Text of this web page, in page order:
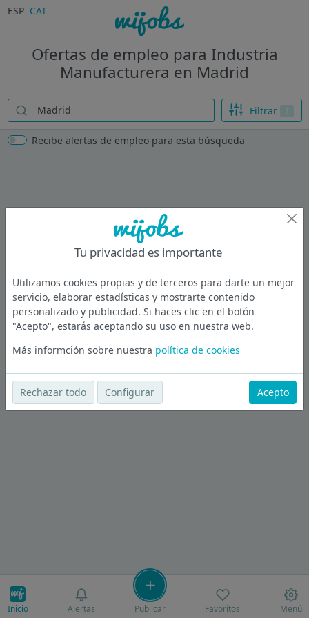
ESP CAT
Ofertas de empleo para Industria
Manufacturera en Madrid
Filtrar
Recibe alertas de empleo para esta búsqueda
Inicio Alertas Publicar Favoritos Menú
Tu privacidad es importante
Utilizamos cookies propias y de terceros para darte un mejor
servicio, elaborar estadísticas y mostrarte contenido
personalizado y publicidad. Si haces clic en el botón
"Acepto", estarás aceptando su uso en nuestra web.
Más informción sobre nuestra política de cookies
Rechazar todo Configurar Acepto